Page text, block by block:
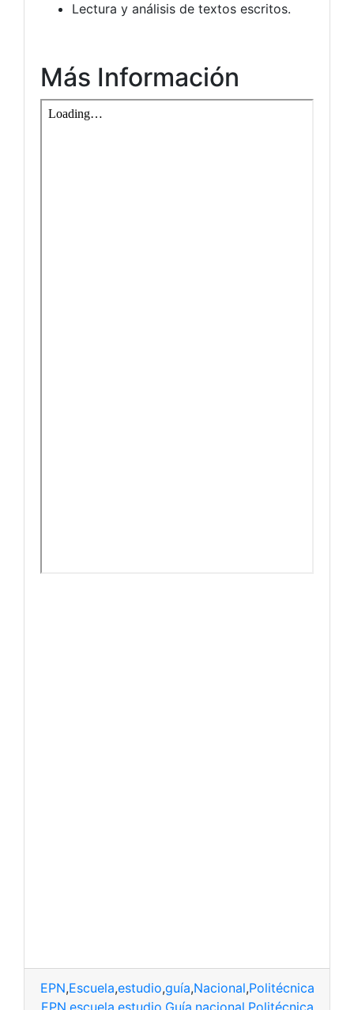
Lectura y análisis de textos escritos.
Más Información
EPN,Escuela,estudio,guía,Nacional,Politécnica
EPN escuela estudio Guía nacional Politécnica